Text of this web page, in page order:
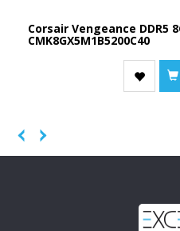
Corsair Vengeance DDR5
CMK8GX5M1B5200C40